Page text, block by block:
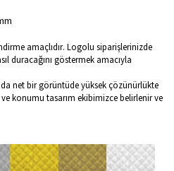
amaçlıdır. Logolu siparişlerinizde
duracağını göstermek amacıyla
net bir görüntüde yüksek çözünürlükte
konumu tasarım ekibimizce belirlenir ve